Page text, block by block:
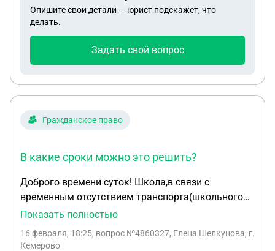
Опишите свои детали — юрист подскажет, что
делать.
Задать свой вопрос
Гражданское право
В какие сроки можно это решить?
Доброго времени суток! Школа,в связи с
временным отсутствием транспорта(школьного
автобуса), по приказу, переводит всех
Родители обучающихся в классе против, даже
Показать полностью
16 февраля, 18:25, вопрос №4860327, Елена Шелкунова, г.
Кемерово